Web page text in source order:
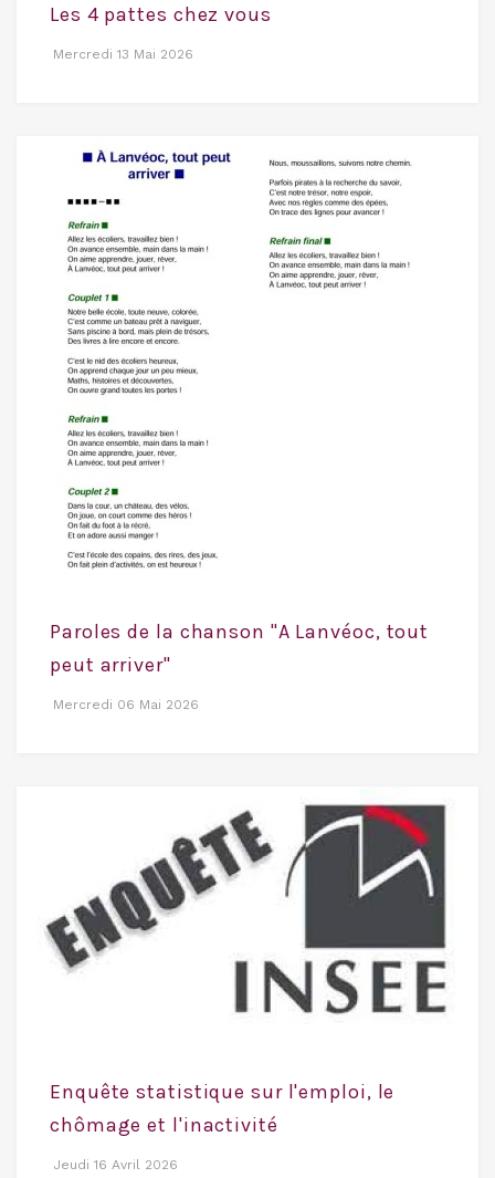
Les 4 pattes chez vous
Mercredi 13 Mai 2026
Paroles de la chanson "A Lanvéoc, tout
peut arriver"
Mercredi 06 Mai 2026
Enquête statistique sur l'emploi, le
chômage et l'inactivité
Jeudi 16 Avril 2026